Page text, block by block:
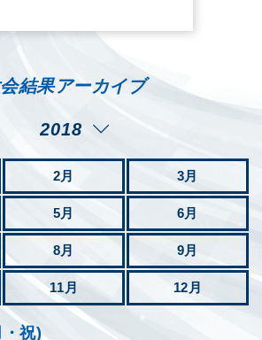
結果アーカイブ
2018
2026
2025
2024
2023
2022
2月 3月
5月 6月
8月 9月
11月 12月
祝)